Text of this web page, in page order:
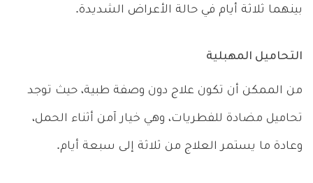
بينهما ثلاثة أيام في حالة الأعراض الشديدة.
التحاميل المهبلية
من الممكن أن تكون علاج دون وصفة طبية، حيث توجد
تحاميل مضادة للفطريات، وهي خيار آمن أثناء الحمل،
وعادة ما يستمر العلاج من ثلاثة إلى سبعة أيام.